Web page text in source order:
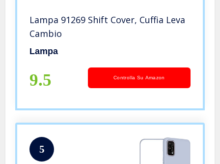
Lampa 91269 Shift Cover, Cuffia Leva
Cambio
Lampa
9.5 Controlla Su Amazon
5